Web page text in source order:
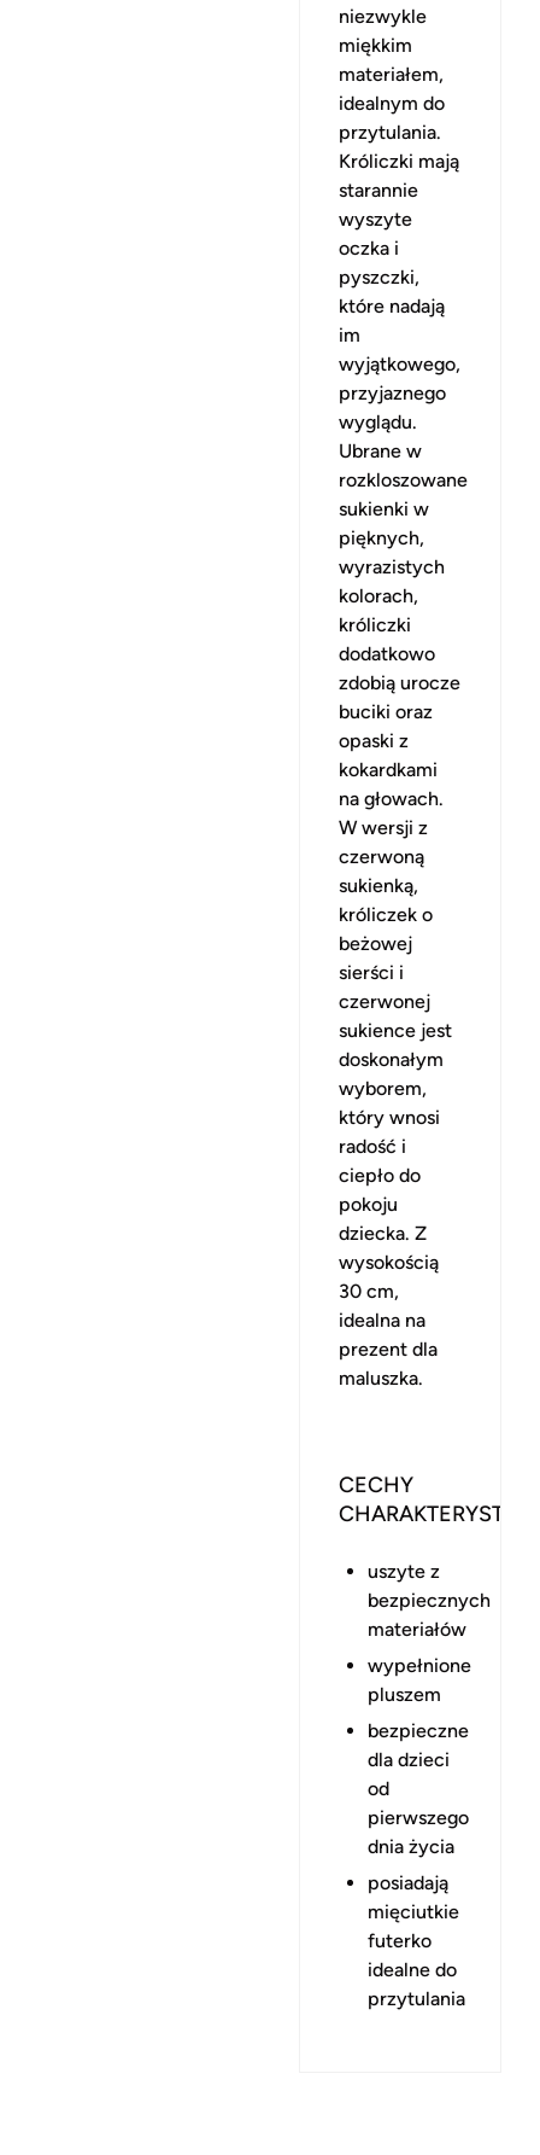
niezwykle
miękkim
materiałem,
idealnym do
przytulania.
Króliczki mają
starannie
wyszyte
oczka i
pyszczki,
które nadają
im
wyjątkowego,
przyjaznego
wyglądu.
Ubrane w
rozkloszowane
sukienki w
pięknych,
wyrazistych
kolorach,
króliczki
dodatkowo
zdobią urocze
buciki oraz
opaski z
kokardkami
na głowach.
W wersji z
czerwoną
sukienką,
króliczek o
beżowej
sierści i
czerwonej
sukience jest
doskonałym
wyborem,
który wnosi
radość i
ciepło do
pokoju
dziecka. Z
wysokością
30 cm,
idealna na
prezent dla
maluszka.
CECHY
uszyte z
bezpiecznych
materiałów
wypełnione
pluszem
bezpieczne
dla dzieci
od
pierwszego
dnia życia
posiadają
mięciutkie
futerko
idealne do
przytulania